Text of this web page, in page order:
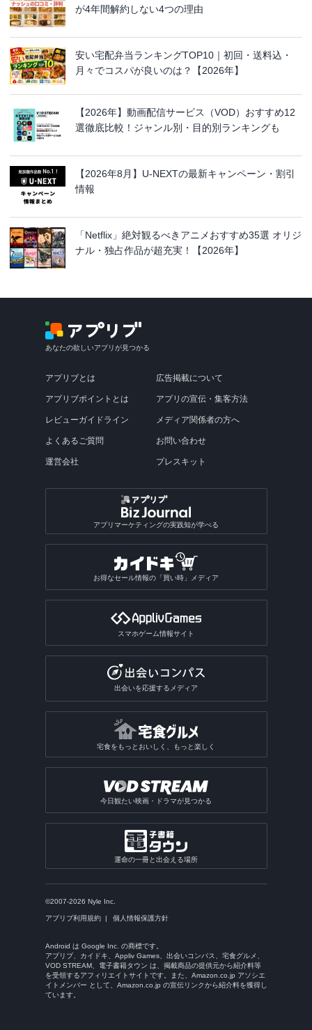
が4年間解約しない4つの理由
安い宅配弁当ランキングTOP10｜初回・送料込・
月々でコスパが良いのは？【2026年】
【2026年】動画配信サービス（VOD）おすすめ12
選徹底比較！ジャンル別・目的別ランキングも
【2026年8月】U-NEXTの最新キャンペーン・割引
情報
「Netflix」絶対観るべきアニメおすすめ35選 オリジ
ナル・独占作品が超充実！【2026年】
あなたの欲しいアプリが見つかる
アプリブとは
アプリブポイントとは
レビューガイドライン
よくあるご質問
運営会社
広告掲載について
アプリの宣伝・集客方法
メディア関係者の方へ
お問い合わせ
プレスキット
アプリマーケティングの実践知が学べる
お得なセール情報の「買い時」メディア
スマホゲーム情報サイト
出会いを応援するメディア
宅食をもっとおいしく、もっと楽しく
今日観たい映画・ドラマが見つかる
運命の一冊と出会える場所
©2007-2026 Nyle Inc.
アプリブ利用規約 個人情報保護方針
Android は Google Inc. の商標です。
アプリブ、カイドキ、Appliv Games、出会いコンパス、宅食グルメ、
VOD STREAM、電子書籍タウン は、掲載商品の提供元から紹介料等
を受領するアフィリエイトサイトです。また、Amazon.co.jp アソシエ
イトメンバー として、Amazon.co.jp の宣伝リンクから紹介料を獲得し
ています。